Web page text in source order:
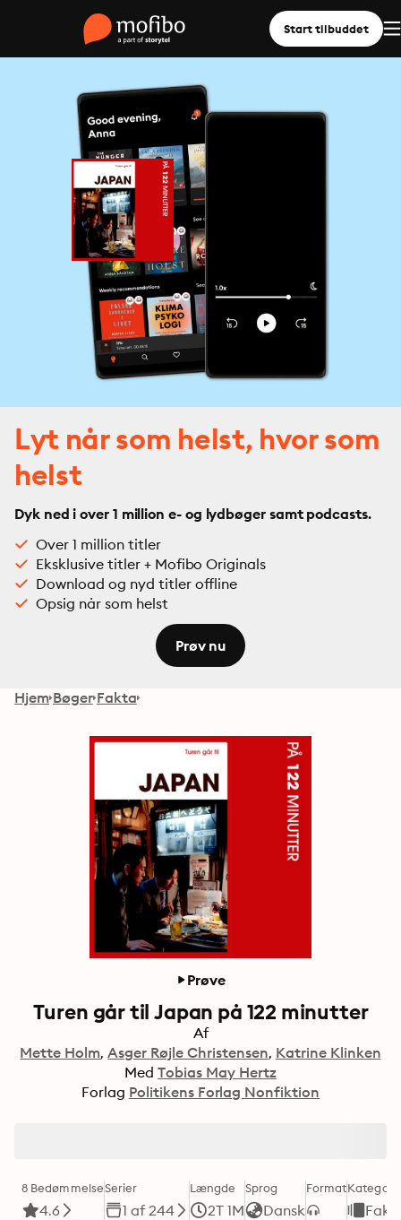
Start tilbuddet
Lyt når som helst, hvor som
helst
Dyk ned i over 1 million e- og lydbøger samt podcasts.
Over 1 million titler
Eksklusive titler + Mofibo Originals
Download og nyd titler offline
Opsig når som helst
Prøv nu
Hjem Bøger Fakta
Prøve
Turen går til Japan på 122 minutter
Af
Mette Holm Asger Røjle Christensen Katrine Klinken
Med Tobias May Hertz
Forlag Politikens Forlag Nonfiktion
8 Bedømmelse
4.6
Serier
1 af 244
Længde
2T 1M
Sprog
Dansk
FormatKategori